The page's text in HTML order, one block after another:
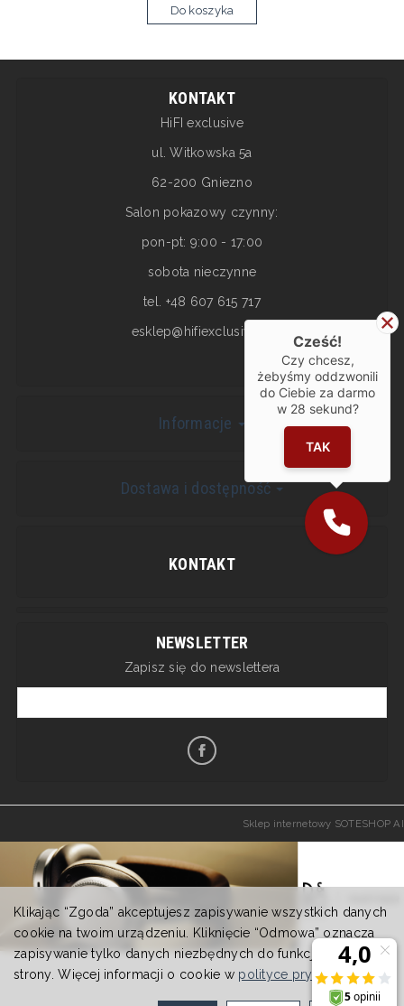
Do koszyka
KONTAKT
HiFI exclusive
ul. Witkowska 5a
62-200 Gniezno
Salon pokazowy czynny:
pon-pt: 9:00 - 17:00
sobota nieczynne
tel. +48 607 615 717
esklep@hifiexclusive.pl
Informacje
Dostawa i dostępność
KONTAKT
NEWSLETTER
Zapisz się do newslettera
Sklep internetowy SOTESHOP AI
Klikając “Zgoda” akceptujesz zapisywanie wszystkich danych
cookie na twoim urządzeniu. Kliknięcie “Odmowa” oznacza
zapisywanie tylko danych niezbędnych do funkcjonowania
strony. Więcej informacji o cookie w polityce prywatności.
Cześć!
Czy chcesz,
żebyśmy oddzwonili
do Ciebie za darmo
w 28 sekund?
TAK